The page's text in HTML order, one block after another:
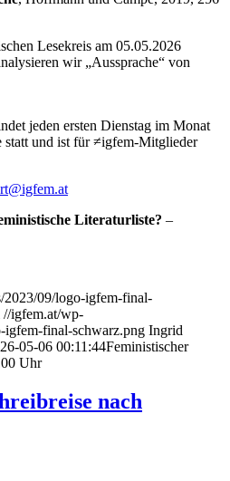
Lesekreis am 05.05.2026
wir „Aussprache“ von
jeden ersten Dienstag im Monat
und ist für ≠igfem-Mitglieder
Literaturliste? –
2023/09/logo-igfem-final-
//igfem.at/wp-
igfem-final-schwarz.png Ingrid
05-06 00:11:44Feministischer
Uhr
nach